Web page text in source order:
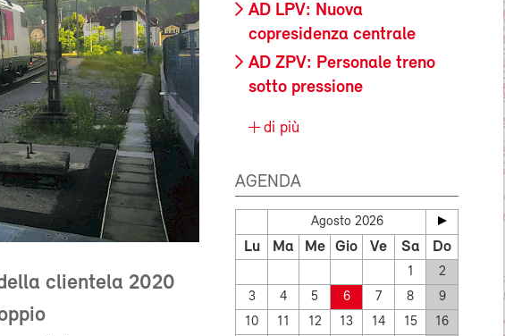
clientela 2020
AD LPV: Nuova
copresidenza centrale
AD ZPV: Personale treno
sotto pressione
di più
AGENDA
Agosto 2026
Lu Ma Me Gio Ve Sa Do
1
2
3
4 5 6 7 8
9
10
11 12 13 14 15
16